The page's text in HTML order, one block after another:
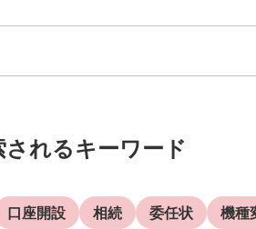
されるキーワード
口座開設 相続 委任状 機種